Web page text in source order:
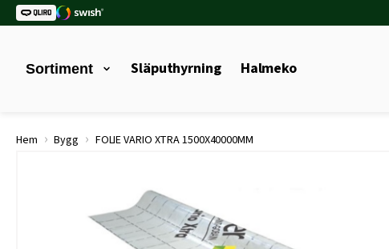
Sortiment Släputhyrning Halmeko
Hem › Bygg › FOLIE VARIO XTRA 1500X40000MM